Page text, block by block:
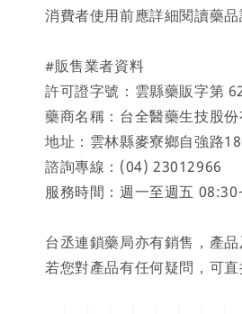
消費者使用前應詳細閱讀藥
#販售業者資料
許可證字號：雲縣藥販字第
藥商名稱：台全醫藥生技股
地址：雲林縣麥寮鄉自強路
諮詢專線：(04) 23012966
服務時間：週一至週五
台丞連鎖藥局亦有銷售，產品
若您對產品有任何疑問，可